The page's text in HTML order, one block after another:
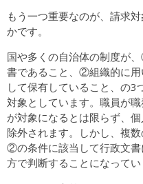
もう一つ重要なのが、請求
かです。
国や多くの自治体の制度が
書であること、②組織的に
して保有していること、の3
対象としています。職員が
が対象になるとは限らず、
除外されます。しかし、複数
②の条件に該当して行政文
方で判断することになってい